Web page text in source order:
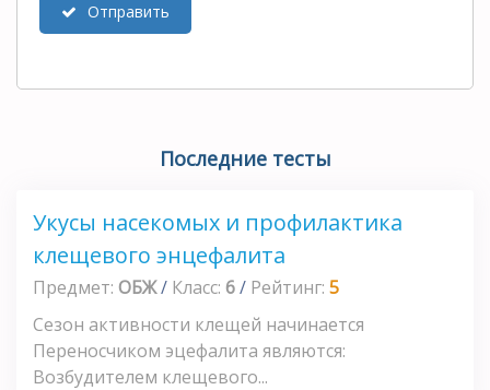
Отправить
Последние тесты
Укусы насекомых и профилактика
клещевого энцефалита
Предмет: ОБЖ/ Класс: 6/ Рейтинг: 5
Сезон активности клещей начинается
Переносчиком эцефалита являются:
Возбудителем клещевого...